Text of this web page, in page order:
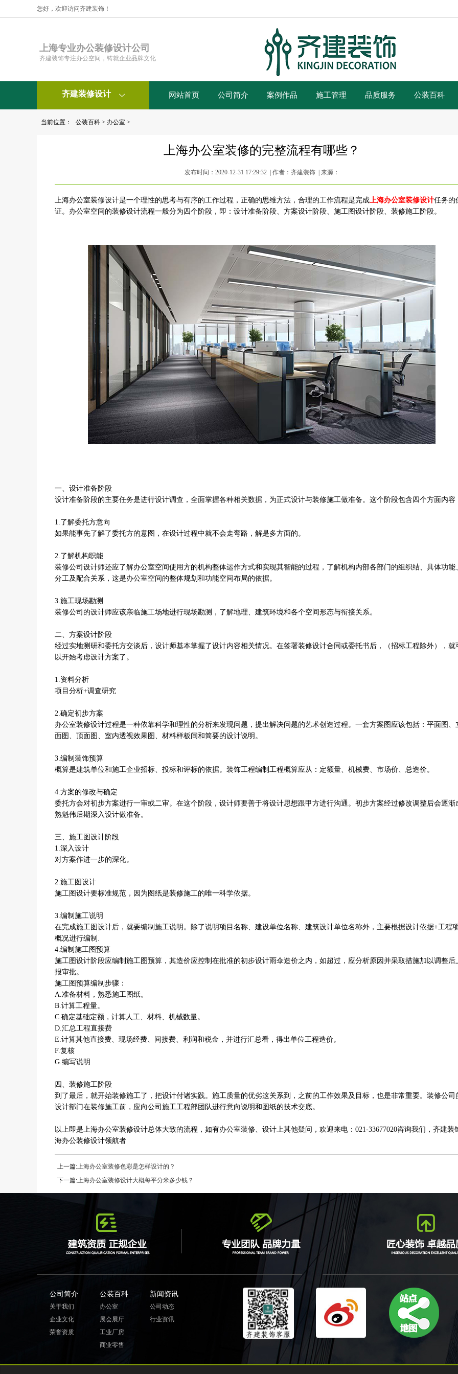
您好，欢迎访问齐建装饰！
上海专业办公装修设计公司
齐建装饰专注办公空间，铸就企业品牌文化
齐建装修设计  网站首页 公司简介 案例作品 施工管理 品质服务 公装百科
当前位置： 公装百科 > 办公室 >
上海办公室装修的完整流程有哪些？
发布时间：2020-12-31 17:29:32 | 作者：齐建装饰 | 来源：
上海办公室装修设计是一个理性的思考与有序的工作过程，正确的思维方法，合理的工作流程是完成上海办公室装修设计任务的
证。办公室空间的装修设计流程一般分为四个阶段，即：设计准备阶段、方案设计阶段、施工图设计阶段、装修施工阶段。
一、设计准备阶段
设计准备阶段的主要任务是进行设计调查，全面掌握各种相关数据，为正式设计与装修施工做准备。这个阶段包含四个方面内容
1.了解委托方意向
如果能事先了解了委托方的意图，在设计过程中就不会走弯路，解是多方面的。
2.了解机构职能
装修公司设计师还应了解办公室空间使用方的机构整体运作方式和实现其智能的过程，了解机构内部各部门的组织结、具体功能
分工及配合关系，这是办公室空间的整体规划和功能空间布局的依据。
3.施工现场勘测
装修公司的设计师应该亲临施工场地进行现场勘测，了解地理、建筑环境和各个空间形态与衔接关系。
二、方案设计阶段
经过实地测研和委托方交谈后，设计师基本掌握了设计内容相关情况。在签署装修设计合同或委托书后，（招标工程除外），就
以开始考虑设计方案了。
1.资料分析
项目分析+调查研究
2.确定初步方案
办公室装修设计过程是一种依靠科学和理性的分析来发现问题，提出解决问题的艺术创造过程。一套方案图应该包括：平面图、
面图、顶面图、室内透视效果图、材料样板间和简要的设计说明。
3.编制装饰预算
概算是建筑单位和施工企业招标、投标和评标的依据。装饰工程编制工程概算应从：定额量、机械费、市场价、总造价。
4.方案的修改与确定
委托方会对初步方案进行一审或二审。在这个阶段，设计师要善于将设计思想跟甲方进行沟通。初步方案经过修改调整后会逐渐
熟魁伟后期深入设计做准备。
三、施工图设计阶段
1.深入设计
对方案作进一步的深化。
2.施工图设计
施工图设计要标准规范，因为图纸是装修施工的唯一科学依据。
3.编制施工说明
在完成施工图设计后，就要编制施工说明。除了说明项目名称、建设单位名称、建筑设计单位名称外，主要根据设计依据+工程
概况进行编制.
4.编制施工图预算
施工图设计阶段应编制施工图预算，其造价应控制在批准的初步设计雨伞造价之内，如超过，应分析原因并采取措施加以调整后
报审批。
施工图预算编制步骤：
A.准备材料，熟悉施工图纸。
B.计算工程量。
C.确定基础定额，计算人工、材料、机械数量。
D.汇总工程直接费
E.计算其他直接费、现场经费、间接费、利润和税金，并进行汇总看，得出单位工程造价。
F.复核
G.编写说明
四、装修施工阶段
到了最后，就开始装修施工了，把设计付诸实践。施工质量的优劣这关系到，之前的工作效果及目标，也是非常重要。装修公司
设计部门在装修施工前，应向公司施工工程部团队进行意向说明和图纸的技术交底。
以上即是上海办公室装修设计总体大致的流程，如有办公室装修、设计上其他疑问，欢迎来电：021-33677020咨询我们，齐建装
海办公装修设计领航者
上一篇:上海办公室装修色彩是怎样设计的？
下一篇:上海办公室装修设计大概每平分米多少钱？
公司简介
关于我们
企业文化
荣誉资质
公装百科
办公室
展会展厅
工业厂房
商业零售
新闻资讯
公司动态
行业资讯